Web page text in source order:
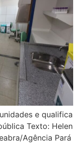
e qualifica
Texto: Helen
Agência Pará